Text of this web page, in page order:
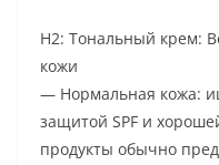
H2: Тональный крем:
кожи
— Нормальная кожа:
защитой SPF и
продукты обычно